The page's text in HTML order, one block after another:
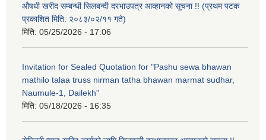
औषधी खरीद सम्बन्धी सिलबन्दी दरभाउपत्र आव्हानको सूचना !! (प्रथम पटक
प्रकाशित मिति: २०८३/०२/११ गते)
मिति: 05/25/2026 - 17:06
Invitation for Sealed Quotation for "Pashu sewa bhawan
mathilo talaa truss nirman tatha bhawan marmat sudhar,
Naumule-1, Dailekh"
मिति: 05/18/2026 - 16:35